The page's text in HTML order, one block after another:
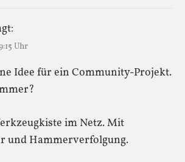
Uhr
Idee für ein Community-Projekt.
im Netz. Mit
und Hammerverfolgung.